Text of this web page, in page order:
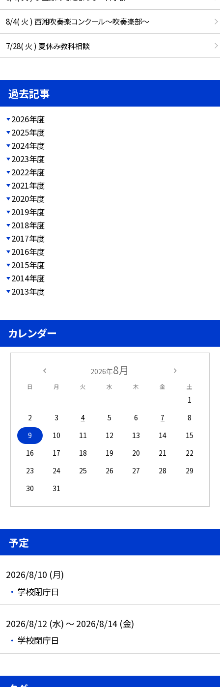
8/4( 火 ) 西湘吹奏楽コンクール～吹奏楽部～
7/28( 火 ) 夏休み教科相談
過去記事
2026年度
2025年度
2024年度
2023年度
2022年度
2021年度
2020年度
2019年度
2018年度
2017年度
2016年度
2015年度
2014年度
2013年度
カレンダー
2026年8月
日 月 火 水 木 金 土
1
2
3 4 5 6 7
8
9
10 11 12 13 14
15
16
17 18 19 20 21
22
23
24 25 26 27 28
29
30
31
予定
2026/8/10 (月)
学校閉庁日
2026/8/12 (水) ～ 2026/8/14 (金)
学校閉庁日